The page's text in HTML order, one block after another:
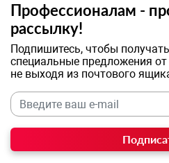
Профессионалам -
рассылку!
Подпишитесь, чтобы
специальные предложения от
не выходя из почтового